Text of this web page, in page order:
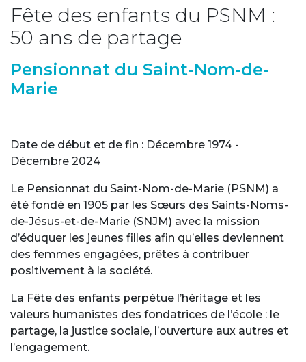
Fête des enfants du PSNM :
50 ans de partage
Pensionnat du Saint-Nom-de-
Marie
Date de début et de fin : Décembre 1974 -
Décembre 2024
Le Pensionnat du Saint-Nom-de-Marie (PSNM) a
été fondé en 1905 par les Sœurs des Saints-Noms-
de-Jésus-et-de-Marie (SNJM) avec la mission
d’éduquer les jeunes filles afin qu’elles deviennent
des femmes engagées, prêtes à contribuer
positivement à la société.
La Fête des enfants perpétue l’héritage et les
valeurs humanistes des fondatrices de l’école : le
partage, la justice sociale, l’ouverture aux autres et
l’engagement.